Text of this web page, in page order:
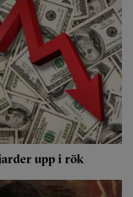
upp i rök